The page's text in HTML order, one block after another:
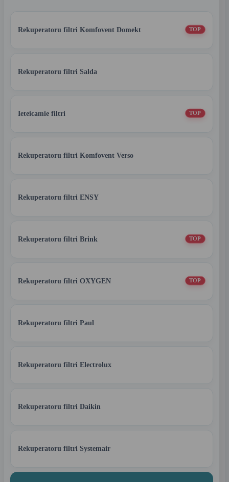
Rekuperatoru filtri Komfovent Domekt TOP
Rekuperatoru filtri Salda
Ieteicamie filtri TOP
Rekuperatoru filtri Komfovent Verso
Rekuperatoru filtri ENSY
Rekuperatoru filtri Brink TOP
Rekuperatoru filtri OXYGEN TOP
Rekuperatoru filtri Paul
Rekuperatoru filtri Electrolux
Rekuperatoru filtri Daikin
Rekuperatoru filtri Systemair